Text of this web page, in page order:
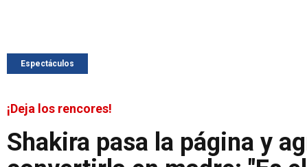
Espectáculos
¡Deja los rencores!
Shakira pasa la página y